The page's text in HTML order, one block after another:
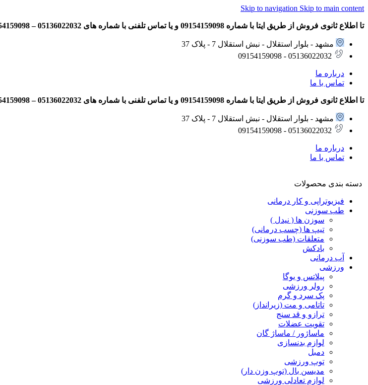
Skip to navigation Skip to main content
تا اطلاع ثانوی فروش از طریق ایتا با شماره 09154159098 و یا تماس تلفنی با شماره های 05136022032 – 09154159098 انجام می شود.
مشهد - بلوار استقلال - نبش استقلال 7 - پلاک 37
05136022032 - 09154159098
درباره ما
تماس با ما
تا اطلاع ثانوی فروش از طریق ایتا با شماره 09154159098 و یا تماس تلفنی با شماره های 05136022032 – 09154159098 انجام می شود.
مشهد - بلوار استقلال - نبش استقلال 7 - پلاک 37
05136022032 - 09154159098
درباره ما
تماس با ما
دسته بندی محصولات
فیزیوتراپی و کار درمانی
طب سوزنی
سوزن ها ( نیدل )
تیپ ها (چسب درمانی)
متعلقات (طب سوزنی)
بادکش
آب درمانی
ورزشی
پیلاتس و یوگا
رولر ورزشی
پک سرد و گرم
تاتامی و مت (زیرانداز)
ترازو و قد سنج
تقویت عضلات
ماساژور / ماساژ گان
لوازم بدنسازی
دمبل
توپ ورزشی
مدیسن بال (توپ وزن دار)
لوازم تعادلی ورزشی